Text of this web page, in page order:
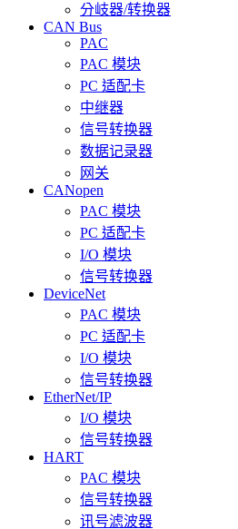
分岐器/转换器
CAN Bus
PAC
PAC 模块
PC 适配卡
中继器
信号转换器
数据记录器
网关
CANopen
PAC 模块
PC 适配卡
I/O 模块
信号转换器
DeviceNet
PAC 模块
PC 适配卡
I/O 模块
信号转换器
EtherNet/IP
I/O 模块
信号转换器
HART
PAC 模块
信号转换器
讯号滤波器